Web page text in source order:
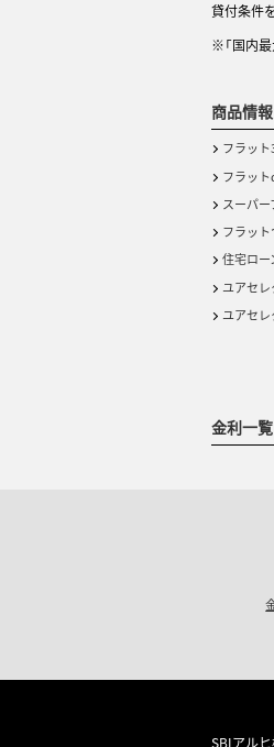
貸付条件
※「国内最
商品情報
フラット
フラッ
スーパー
フラッ
住宅ロー
ユアセレ
ユアセレ
金利一覧
SBIアル